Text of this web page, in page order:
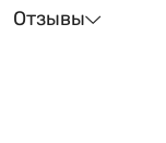
Отзывы